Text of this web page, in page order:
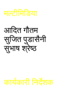
मल्टीमिडिया
आदित गौतम
सुजित पुडासैनी
सुभाष श्रेष्ठ
कार्यकारी निर्देशक